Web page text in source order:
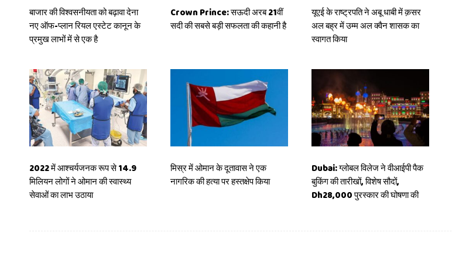
बाजार की विश्वसनीयता को बढ़ावा देना
नए ऑफ-प्लान रियल एस्टेट कानून के
प्रमुख लाभों में से एक है
Crown Prince: सऊदी अरब 21वीं
सदी की सबसे बड़ी सफलता की कहानी है
यूएई के राष्ट्रपति ने अबू धाबी में क़सर
अल बह्र में उम्म अल क्वैन शासक का
स्वागत किया
2022 में आश्चर्यजनक रूप से 14.9
मिलियन लोगों ने ओमान की स्वास्थ्य
सेवाओं का लाभ उठाया
मिस्र में ओमान के दूतावास ने एक
नागरिक की हत्या पर हस्तक्षेप किया
Dubai: ग्लोबल विलेज ने वीआईपी पैक
बुकिंग की तारीखों, विशेष सौदों,
Dh28,000 पुरस्कार की घोषणा की